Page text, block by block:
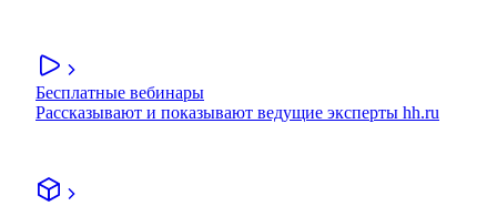
Бесплатные вебинары
Рассказывают и показывают ведущие эксперты hh.ru